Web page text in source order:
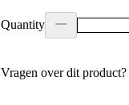
Quantity
Vragen over dit product?